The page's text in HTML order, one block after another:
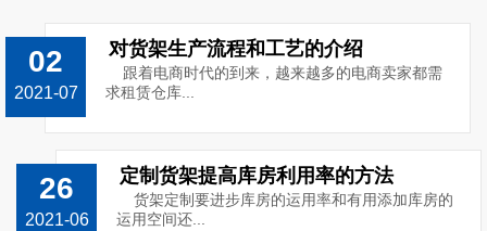
02
2021-07
对货架生产流程和工艺的介绍
跟着电商时代的到来，越来越多的电商卖家都需
求租赁仓库...
26
2021-06
定制货架提高库房利用率的方法
货架定制要进步库房的运用率和有用添加库房的
运用空间还...